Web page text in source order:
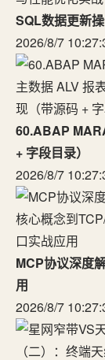
SQL数据更新
2026/8/7
60.ABAP
+ 字段目录）
2026/8/7
MCP协议深度
用
2026/8/7